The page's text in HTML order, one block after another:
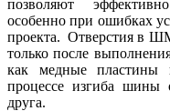
позволяют
особенно при ошибках
проекта. Отверстия в
только после
как медные
процессе изгиба шины
друга.